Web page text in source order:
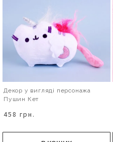
Декор у вигляді персонажа
Пушин Кет
458 грн.